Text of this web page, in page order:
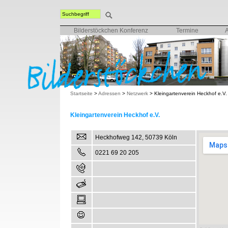
Bilderstöckchen Konferenz Termine
Startseite >Adressen > Netzwerk > Kleingartenverein Heckhof e.V.
Kleingartenverein Heckhof e.V.
Heckhofweg 142, 50739 Köln
0221 69 20 205